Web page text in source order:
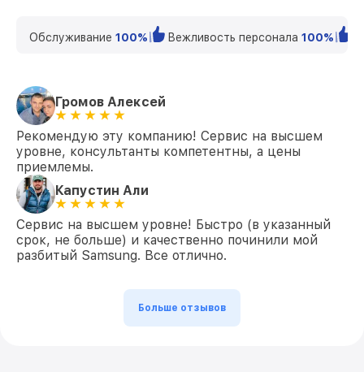
Обслуживание 100% Вежливость персонала 100%
Громов Алексей
Рекомендую эту компанию! Сервис на высшем
уровне, консультанты компетентны, а цены
приемлемы.
Капустин Али
Сервис на высшем уровне! Быстро (в указанный
срок, не больше) и качественно починили мой
разбитый Samsung. Все отлично.
Больше отзывов